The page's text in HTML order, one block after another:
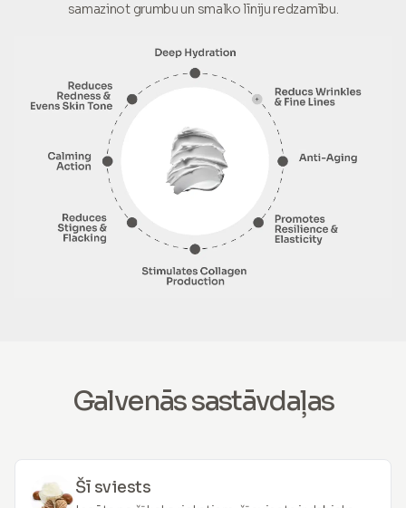
samazinot grumbu un smalko līniju redzamību.
Galvenās sastāvdaļas
Šī sviests